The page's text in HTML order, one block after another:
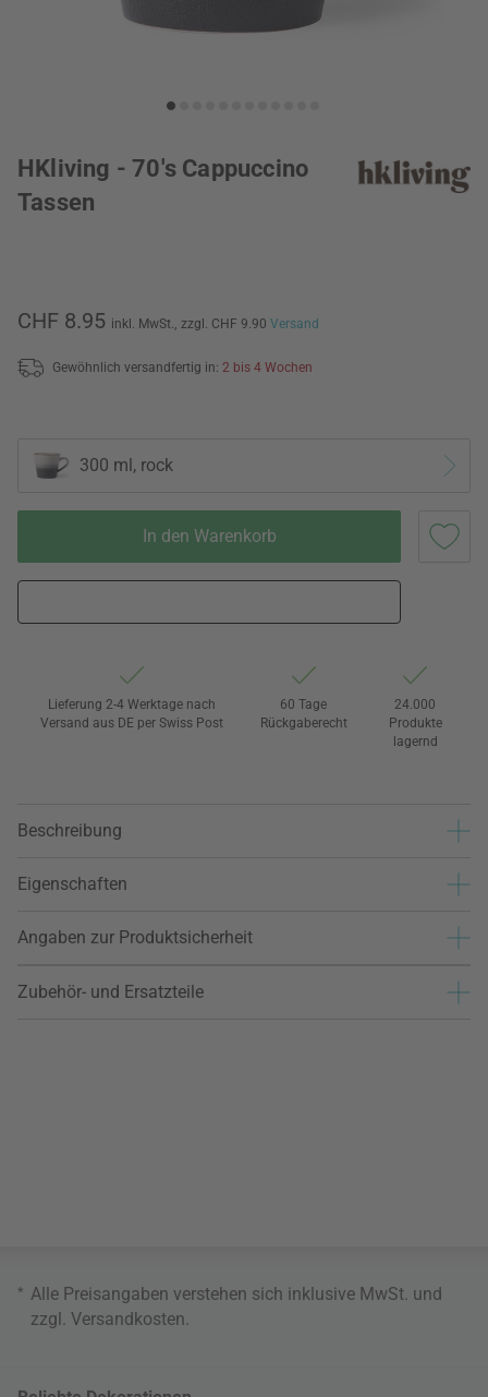
HKliving - 70's Cappuccino
Tassen
CHF 8.95 inkl. MwSt., zzgl. CHF 9.90 Versand
Gewöhnlich versandfertig in: 2 bis 4 Wochen
300 ml, rock
In den Warenkorb
Lieferung 2-4 Werktage nach
Versand aus DE per Swiss Post
60 Tage
Rückgaberecht
24.000
Produkte
lagernd
Beschreibung
Eigenschaften
Angaben zur Produktsicherheit
Zubehör- und Ersatzteile
* Alle Preisangaben verstehen sich inklusive MwSt. und
zzgl. Versandkosten